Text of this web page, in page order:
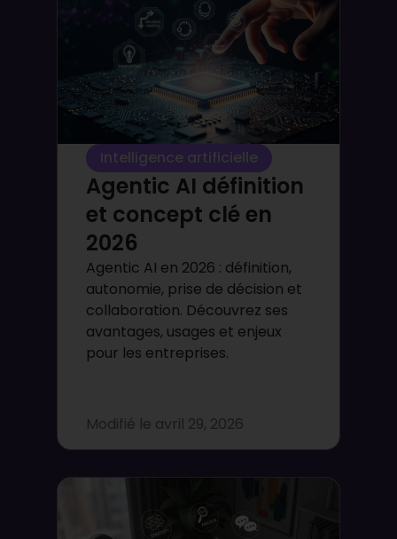
Intelligence artificielle
Agentic AI définition
et concept clé en
2026
Agentic AI en 2026 : définition,
autonomie, prise de décision et
collaboration. Découvrez ses
avantages, usages et enjeux
pour les entreprises.
Modifié le avril 29, 2026